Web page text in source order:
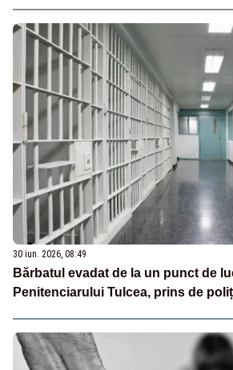
30 iun. 2026, 08:49
Bărbatul evadat de la un punct de
Penitenciarului Tulcea, prins de